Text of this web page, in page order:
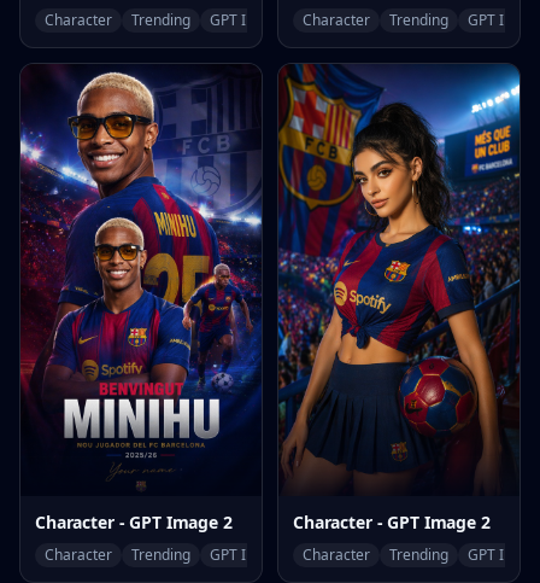
Character Trending GPT Image 2 Character Trending GPT
Character - GPT Image 2
Character Trending GPT Image 2
Character - GPT Image 2
Character Trending GPT